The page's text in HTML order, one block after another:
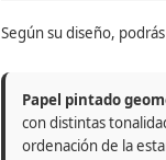
Según su diseño,
Papel pintado
con distintas
ordenación de la